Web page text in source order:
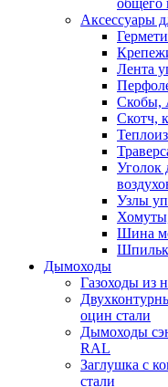
общего
Аксессуары
Лента
Скобы,
Скотч,
Уголок
Узлы
Шина
Дымоходы
Газоходы из
оцин стали
Дымоходы
RAL
Заглушка с
стали